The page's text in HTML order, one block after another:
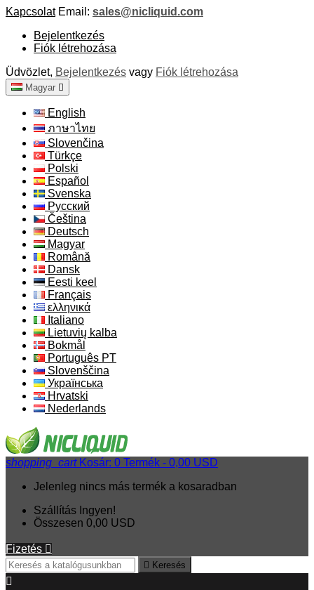
Kapcsolat Email: sales@nicliquid.com
Bejelentkezés
Fiók létrehozása
Üdvözlet, Bejelentkezés vagy Fiók létrehozása
Magyar 
English
ภาษาไทย
Slovenčina
Türkçe
Polski
Español
Svenska
Русский
Čeština
Deutsch
Magyar
Română
Dansk
Eesti keel
Français
ελληνικά
Italiano
Lietuvių kalba
Bokmål
Português PT
Slovenščina
Українська
Hrvatski
Nederlands
shopping_cart Kosár: 0 Termék - 0,00 USD
Jelenleg nincs más termék a kosaradban
Szállítás Ingyen!
Összesen 0,00 USD
Fizetés 
 Keresés
